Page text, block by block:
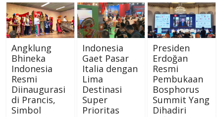
Angklung
Bhineka
Indonesia
Resmi
Diinaugurasi
di Prancis,
Simbol
Indonesia
Gaet Pasar
Italia dengan
Lima
Destinasi
Super
Prioritas
Presiden
Erdoğan
Resmi
Pembukaan
Bosphorus
Summit Yang
Dihadiri